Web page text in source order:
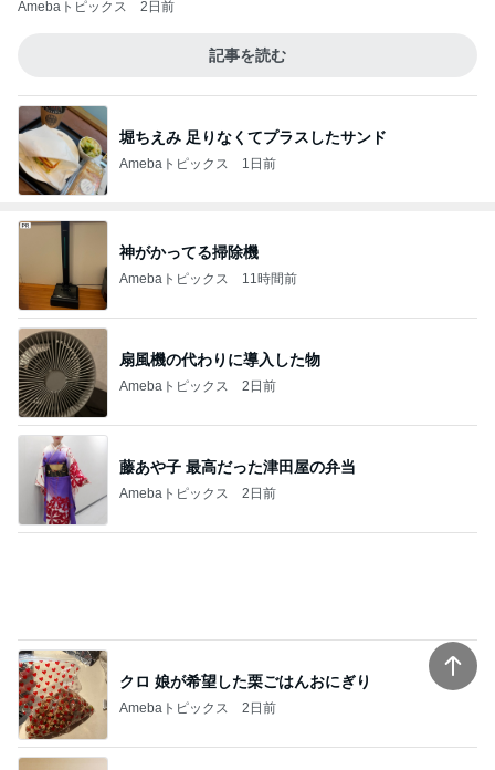
Amebaトピックス 2日前
記事を読む
堀ちえみ 足りなくてプラスしたサンド
Amebaトピックス 1日前
神がかってる掃除機
Amebaトピックス 11時間前
扇風機の代わりに導入した物
Amebaトピックス 2日前
藤あや子 最高だった津田屋の弁当
Amebaトピックス 2日前
クロ 娘が希望した栗ごはんおにぎり
Amebaトピックス 2日前